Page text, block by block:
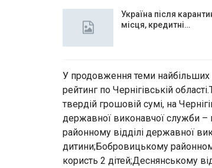
Україна після
місця, кредитні…
У продовження теми найбільших
рейтинг по Чернігівській
твердій грошовій сумі, на
державної виконавчої служби –
районному відділі державної
дитини;Бобровицькому
користь 2 дітей;Деснянському